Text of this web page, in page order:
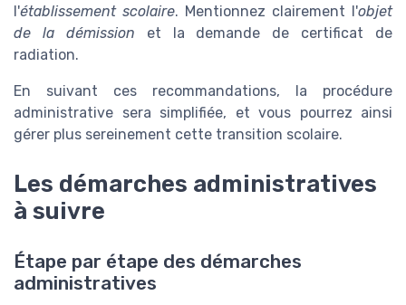
l'établissement scolaire. Mentionnez clairement l'objet
de la démission et la demande de certificat de
radiation.
En suivant ces recommandations, la procédure
administrative sera simplifiée, et vous pourrez ainsi
gérer plus sereinement cette transition scolaire.
Les démarches administratives
à suivre
Étape par étape des démarches
administratives